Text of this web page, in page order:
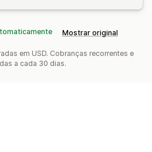
Mostrar original
em USD. Cobranças recorrentes e
a cada 30 dias.